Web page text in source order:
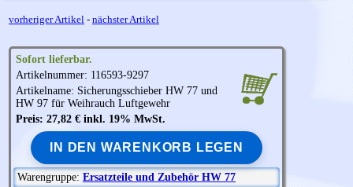
vorheriger Artikel - nächster Artikel
Sofort lieferbar.
Artikelnummer: 116593-9297
Artikelname: Sicherungsschieber HW 77 und
HW 97 für Weihrauch Luftgewehr
Preis: 27,82 € inkl. 19% MwSt.
IN DEN WARENKORB LEGEN
Warengruppe: Ersatzteile und Zubehör HW 77